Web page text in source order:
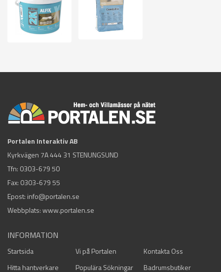
Portalen Interaktiv AB
Kyrkvägen 7A 444 31 STENUNGSUND
Tfn: 0303-679 50
Fax: 0303-679 55
Epost: info@portalen.se
Webbplats: www.portalen.se
INFORMATION
Startsida Vi på Portalen
Kontakta Oss
Hitta hantverkare
Populära Sökningar Badrumsbutiker